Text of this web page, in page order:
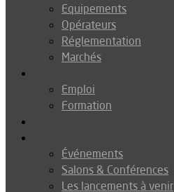
Equipements
Opérateurs
Réglementation
Marchés
Emploi
Formation
Événements
Salons & Conférences
Les lancements à venir